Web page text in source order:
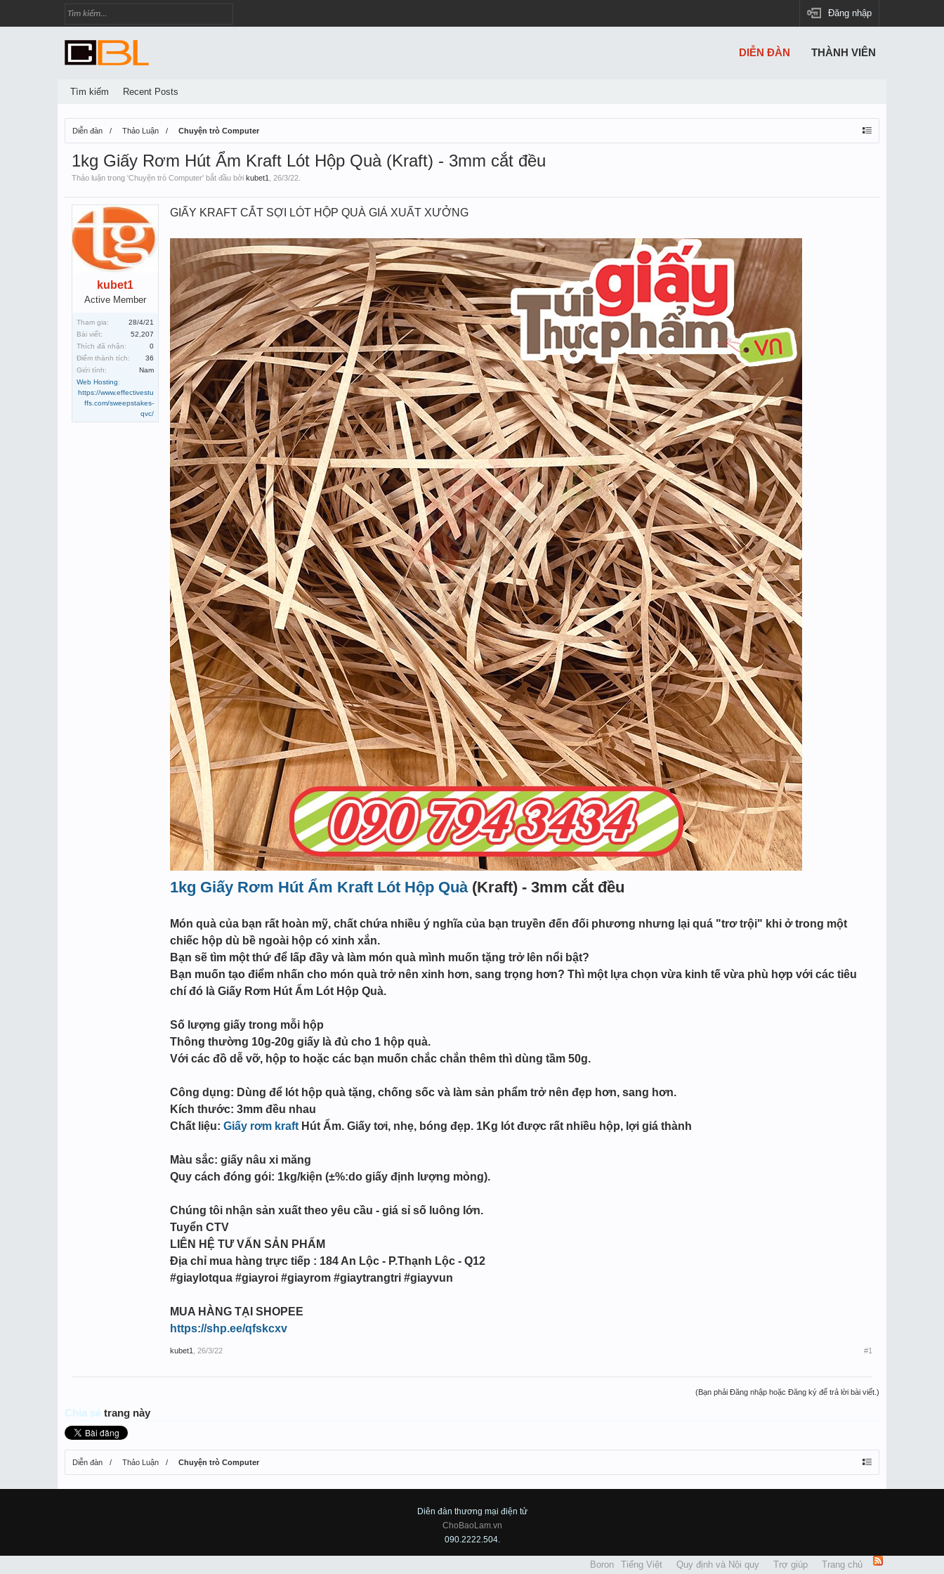
Đăng nhập
Diễn đàn Thảo Luận Chuyện trò Computer
1kg Giấy Rơm Hút Ẩm Kraft Lót Hộp Quà (Kraft) - 3mm cắt đều
Thảo luận trong 'Chuyện trò Computer' bắt đầu bởi kubet1 26/3/22
kubet1
Active Member
Tham gia:
28/4/21
Bài viết:
52,207
Thích đã nhận:
0
Điểm thành tích:
36
Giới tính:
Nam
Web Hosting:
https://www.effectivestu
ffs.com/sweepstakes-
qvc/
GIẤY KRAFT CẮT SỢI LÓT HỘP QUÀ GIÁ XUẤT XƯỞNG
1kg Giấy Rơm Hút Ẩm Kraft Lót Hộp Quà(Kraft) - 3mm cắt đều
Món quà của bạn rất hoàn mỹ, chất chứa nhiều ý nghĩa của bạn truyền đến đối phương nhưng lại quá "trơ trội" khi ở trong một
chiếc hộp dù bề ngoài hộp có xinh xắn.
Bạn sẽ tìm một thứ để lấp đầy và làm món quà mình muốn tặng trở lên nổi bật?
Bạn muốn tạo điểm nhấn cho món quà trở nên xinh hơn, sang trọng hơn? Thì một lựa chọn vừa kinh tế vừa phù hợp với các tiêu
chí đó là Giấy Rơm Hút Ẩm Lót Hộp Quà.
Số lượng giấy trong mỗi hộp
Thông thường 10g-20g giấy là đủ cho 1 hộp quà.
Với các đồ dễ vỡ, hộp to hoặc các bạn muốn chắc chắn thêm thì dùng tầm 50g.
Công dụng: Dùng để lót hộp quà tặng, chống sốc và làm sản phẩm trở nên đẹp hơn, sang hơn.
Kích thước: 3mm đều nhau
Chất liệu: Giấy rơm kraft Hút Ẩm. Giấy tơi, nhẹ, bóng đẹp. 1Kg lót được rất nhiều hộp, lợi giá thành
Màu sắc: giấy nâu xi măng
Quy cách đóng gói: 1kg/kiện (±%:do giấy định lượng mỏng).
Chúng tôi nhận sản xuất theo yêu cầu - giá sỉ số luông lớn.
Tuyển CTV
LIÊN HỆ TƯ VẤN SẢN PHẨM
Địa chỉ mua hàng trực tiếp : 184 An Lộc - P.Thạnh Lộc - Q12
#giaylotqua #giayroi #giayrom #giaytrangtri #giayvun
MUA HÀNG TẠI SHOPEE
https://shp.ee/qfskcxv
kubet1 26/3/22 #1
(Bạn phải Đăng nhập hoặc Đăng ký để trả lời bài viết.)
Chia sẻ trang này
Diễn đàn Thảo Luận Chuyện trò Computer
DIỄN ĐÀN
Tìm kiếm Recent Posts
THÀNH VIÊN
Diên đàn thương mại điện tử
ChoBaoLam.vn
090.2222.504.
Boron Tiếng Việt Quy định và Nội quy Trợ giúp Trang chủ